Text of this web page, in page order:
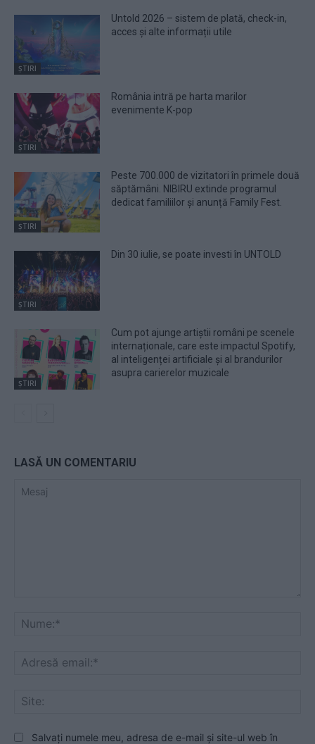
ȘTIRI
Untold 2026 – sistem de plată, check-in,
acces și alte informații utile
ȘTIRI
România intră pe harta marilor
evenimente K-pop
ȘTIRI
Peste 700.000 de vizitatori în primele două
săptămâni. NIBIRU extinde programul
dedicat familiilor și anunță Family Fest.
ȘTIRI
Din 30 iulie, se poate investi în UNTOLD
ȘTIRI
Cum pot ajunge artiștii români pe scenele
internaționale, care este impactul Spotify,
al inteligenței artificiale și al brandurilor
asupra carierelor muzicale
LASĂ UN COMENTARIU
Salvați numele meu, adresa de e-mail și site-ul web în